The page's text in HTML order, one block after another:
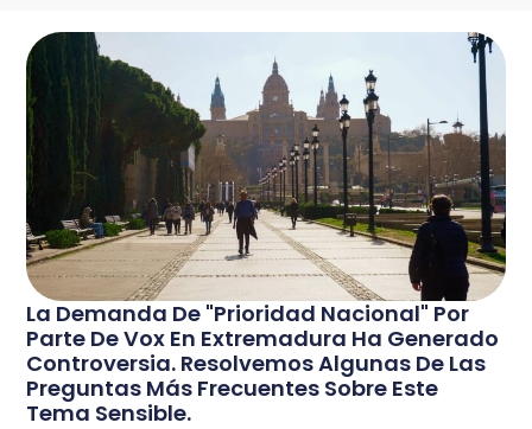
La Demanda De "prioridad Nacional" Por
Parte De Vox En Extremadura Ha Generado
Controversia. Resolvemos Algunas De Las
Preguntas Más Frecuentes Sobre Este
Tema Sensible.